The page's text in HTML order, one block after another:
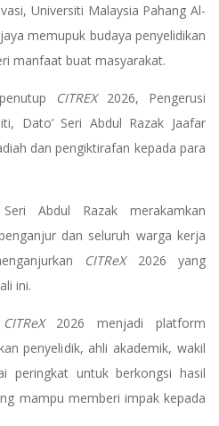
Universiti Malaysia Pahang Al-
memupuk budaya penyelidikan
manfaat buat masyarakat.
CITREX 2026, Pengerusi
Dato’ Seri Abdul Razak Jaafar
dan pengiktirafan kepada para
Abdul Razak merakamkan
dan seluruh warga kerja
CITReX 2026 yang
ini.
CITReX2026 menjadi platform
penyelidik, ahli akademik, wakil
peringkat untuk berkongsi hasil
mampu memberi impak kepada